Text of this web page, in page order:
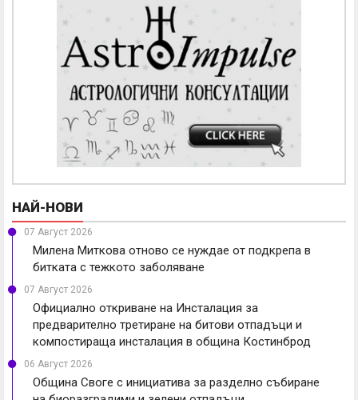
НАЙ-НОВИ
07 Август 2026
Милена Миткова отново се нуждае от подкрепа в
битката с тежкото заболяване
07 Август 2026
Официално откриване на Инсталация за
предварително третиране на битови отпадъци и
компостираща инсталация в община Костинброд
06 Август 2026
Община Своге с инициатива за разделно събиране